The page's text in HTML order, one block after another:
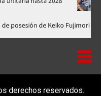
a la toma de posesión de
derechos reservados.